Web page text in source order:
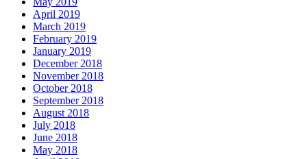
April 2019
March 2019
February 2019
January 2019
December 2018
November 2018
October 2018
September 2018
August 2018
July 2018
June 2018
May 2018